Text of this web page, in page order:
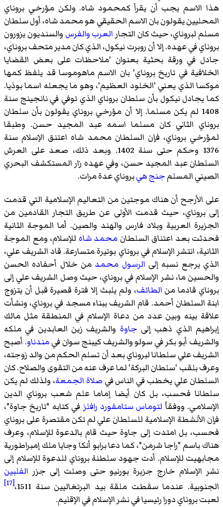
هذا الاسم يجب أن يقرأ كمحمود شاه. ولكن مؤرخي بروناي
المحليين يقولون بان الاسم الحقيقي هو محمد شاه، أول سلطان
مسلم لبروناي، حيث كان التجار العربوالفرس والسنديون يزورون
بروناي في عهده. إلا أن روبرت نيكول، الذي كان مدير متحف بروناي،
جادل في ورقة بحثية بعنوان 'ملاحظات على بعض القضايا
الخلافية في تاريخ بروناي' بان الاسم ماهوموسا قد يلفظ كمها
موكسا الذي يعني 'الخلود العظيم'، وهو ما يجعله اسما بوذيا.
كما يجادل نيكول بأن سلطان بروناي الذي توفي في نانجينج سنة
1408 لم يكن مسلما. إلا أن مؤرخي بروناي يقولون بأن سلطان
بروناي الثاني كان مسلما اسمه عبد المجيد حسن. وطبقا
لمؤرخي بروناي، فإن السلطان محمد شاه اعتنق الإسلام سنة
1376 وحكم حتى سنة 1402. وبعد ذلك، صعد على العرش
السلطان عبد المجيد حسن، وفي عهده زار المستكشف البحري
الصيني المسلمجنج هيبروناي عدة مرات.
على الأرجح أن هناك موجتين من التعاليم الإسلامية التي قدمت
إلى بروناي، حيث قدمت الأولى عن طريق التجار القادمين من
الجزيرة العربية وبلاد فارس والهند والصين. أما الموجة الثانية
فحدثت بعد اعتناق السلطان محمد شاه للإسلام، ومع الموجة
الثانية، انتشر الإسلام في بروناي بوتيرة متسارعة. قاد الشريف علي،
الذي يرجع نسبه إلى الرسول محمد من خلال أحفاده الحسن
والحسين ما، نشر الإسلام في بروناي، حيث وصل الشريف علي إلى
بروناي قادما من الطائف، ولم يلبث إلا فترة قصيرة قبل أن يتزوج
ابنة السلطان أحمد. قام الشريف ببناء مسجد في بروناي، ونشأت
علاقة بينه وبين عدد من دعاة الإسلام في المنطقة مثل مالك
إبراهيم الذي ذهب إلى جاوة والشريف زين العابدين في ملكه
والشريف أبو بكر في سولو والشريف كيبنج سوان فيمندناو. أصبح
الشريف علي سلطانا لبروناي بعد أن تسلم الحكم من والد زوجته،
وعرف بلقب 'سلطان البركة' لما عرف عنه من التقوى والصلاح. كان
السلطان علي يخطب في الناس في صلاة الجمعة، ولذلك لم يكن
سلطانا فحسب، بل كان أيضا إماما علم شعب بروناي الدين
الإسلامي. ووفقاً لتوماس ستامفورد رافلز في كتابه "تاريخ جاوة"،
فإن الأنشطة الإسلامية للسلطان علي لم تكن مقتصرة على بروناي
فحسب، بل امتدت إلى جاوة حيث قام بالدعوة للإسلام، وعرف
هناك باسم "راجا شرمن"، كما دعا برابو أنكا وجايا ملك إمبراطورية
مجابهيت للإسلام. أدت جهود سلطنة بروناي للدعوة للإسلام إلى
نشر الإسلام خارج جزيرة بورنيو حتى وصلت إلى جزر الفلبين
الجنوبية. عندما سقطت ملقة بيد البرتغاليين سنة 1511،
[17]
لعبت بروناي دورا رئيسيا في نشر الإسلام في الإقليم.